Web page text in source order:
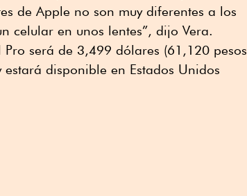
de Apple no son muy diferentes a los
celular en unos lentes”, dijo Vera.
será de 3,499 dólares (61,120 pesos
disponible en Estados Unidos